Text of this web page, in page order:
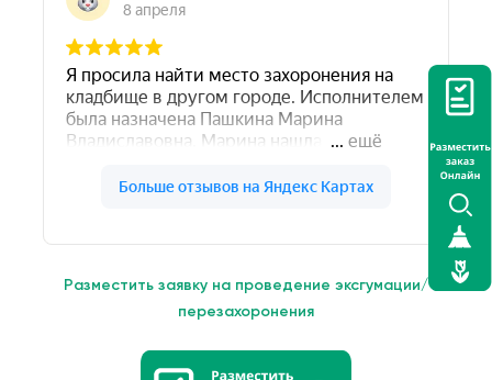
Разместить заявку на проведение эксгумации/
перезахоронения